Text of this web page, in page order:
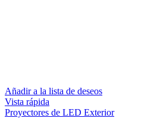
Añadir a la lista de deseos
Vista rápida
Proyectores de LED Exterior